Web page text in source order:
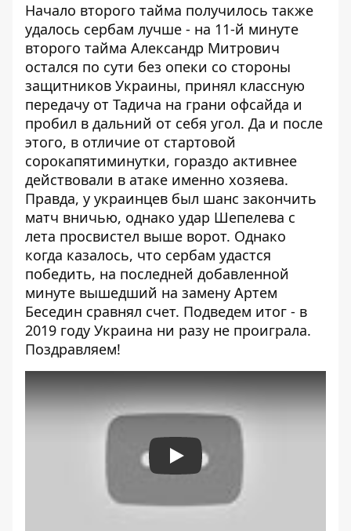
Начало второго тайма получилось также
удалось сербам лучше - на 11-й минуте
второго тайма Александр Митрович
остался по сути без опеки со стороны
защитников Украины, принял классную
передачу от Тадича на грани офсайда и
пробил в дальний от себя угол. Да и после
этого, в отличие от стартовой
сорокапятиминутки, гораздо активнее
действовали в атаке именно хозяева.
Правда, у украинцев был шанс закончить
матч вничью, однако удар Шепелева с
лета просвистел выше ворот. Однако
когда казалось, что сербам удастся
победить, на последней добавленной
минуте вышедший на замену Артем
Беседин сравнял счет. Подведем итог - в
2019 году Украина ни разу не проиграла.
Поздравляем!
Play